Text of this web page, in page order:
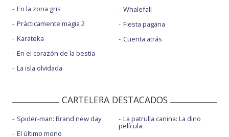
En la zona gris
Prácticamente magia 2
Karateka
En el corazón de la bestia
La isla olvidada
Whalefall
Fiesta pagäna
Cuenta atrás
CARTELERA DESTACADOS
Spider-man: Brand new day
El último mono
La patrulla canina: La dino
película